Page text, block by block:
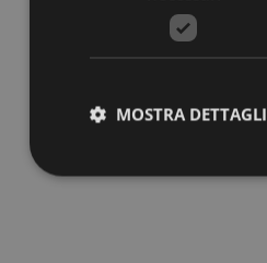
MOSTRA DETTAGLI